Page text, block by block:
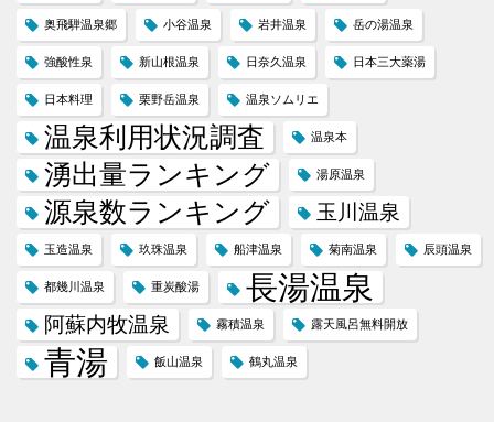
奥飛騨温泉郷 小谷温泉 岩井温泉 岳の湯温泉
強酸性泉 新山根温泉 日奈久温泉 日本三大薬湯
日本料理 栗野岳温泉 温泉ソムリエ
温泉利用状況調査 温泉本
湧出量ランキング 湯原温泉
源泉数ランキング 玉川温泉
玉造温泉 玖珠温泉 船津温泉 菊南温泉 辰頭温泉
都幾川温泉 重炭酸湯 長湯温泉
阿蘇内牧温泉 霧積温泉 露天風呂無料開放
青湯 飯山温泉 鶴丸温泉